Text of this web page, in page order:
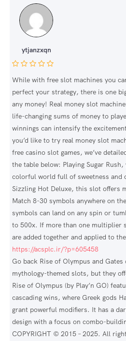
ytjanzxqn
While with free slot machines you
perfect your strategy, there is one
any money! Real money slot
life-changing sums of money to
winnings can intensify the
you’d like to try real money slot
free casino slot games, we’ve
the table below: Playing Sugar
colorful world full of sweetness and
Sizzling Hot Deluxe, this slot offers
Match 8-30 symbols anywhere on
symbols can land on any spin or
to 500x. If more than one multiplier
are added together and applied to
https://acsplc.ir/?p=605458
Go back Rise of Olympus and
mythology-themed slots, but they
Rise of Olympus (by Play’n GO)
cascading wins, where Greek gods
grant powerful modifiers. It has a
design with a focus on combo-
COPYRIGHT © 2015 – 2025. All